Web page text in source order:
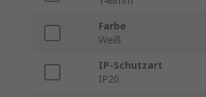
Farbe
Weiß
IP-Schutzart
IP20